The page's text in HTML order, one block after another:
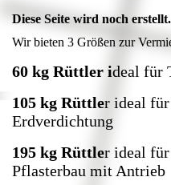
Diese Seite wird noch erstellt.
Wir bieten 3 Größen zur
60 kg Rüttler ideal für
105 kg Rüttler ideal für
Erdverdichtung
195 kg Rüttler ideal für
Pflasterbau mit Antrieb